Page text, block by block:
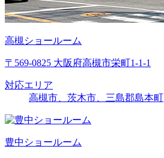
高槻ショールーム
〒569-0825 大阪府高槻市栄町1-1-1
対応エリア
高槻市、茨木市、三島郡島本町
豊中ショールーム